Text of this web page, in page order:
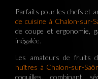
Parfaits pour les chefs et
de cuisine à Chalon-sur-
de coupe et ergonomie,
inégalée.
Les amateurs de fruits
huîtres à Chalon-sur-
coquilles, combinant